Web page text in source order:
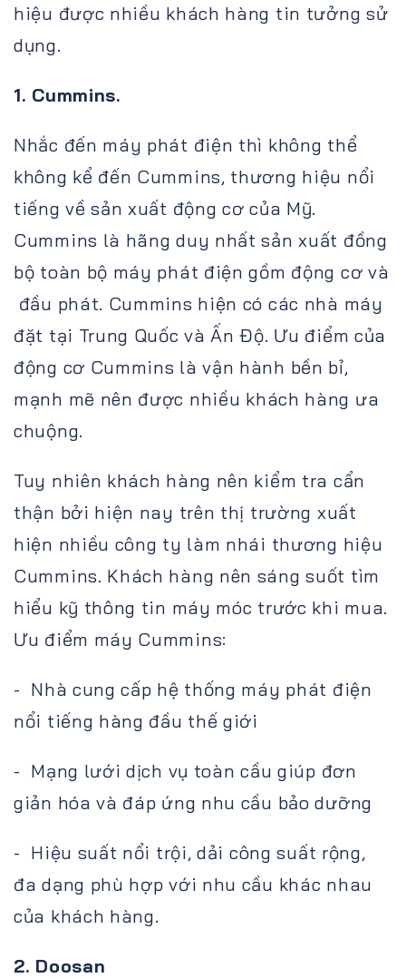
hiệu được nhiều khách hàng tin tưởng sử
dụng.
1. Cummins.
Nhắc đến máy phát điện thì không thể
không kể đến Cummins, thương hiệu nổi
tiếng về sản xuất động cơ của Mỹ.
Cummins là hãng duy nhất sản xuất đồng
bộ toàn bộ máy phát điện gồm động cơ và
đầu phát. Cummins hiện có các nhà máy
đặt tại Trung Quốc và Ấn Độ. Ưu điểm của
động cơ Cummins là vận hành bền bỉ,
mạnh mẽ nên được nhiều khách hàng ưa
chuộng.
Tuy nhiên khách hàng nên kiểm tra cẩn
thận bởi hiện nay trên thị trường xuất
hiện nhiều công ty làm nhái thương hiệu
Cummins. Khách hàng nên sáng suốt tìm
hiểu kỹ thông tin máy móc trước khi mua.
Ưu điểm máy Cummins:
- Nhà cung cấp hệ thống máy phát điện
nổi tiếng hàng đầu thế giới
- Mạng lưới dịch vụ toàn cầu giúp đơn
giản hóa và đáp ứng nhu cầu bảo dưỡng
- Hiệu suất nổi trội, dải công suất rộng,
đa dạng phù hợp với nhu cầu khác nhau
của khách hàng.
2. Doosan